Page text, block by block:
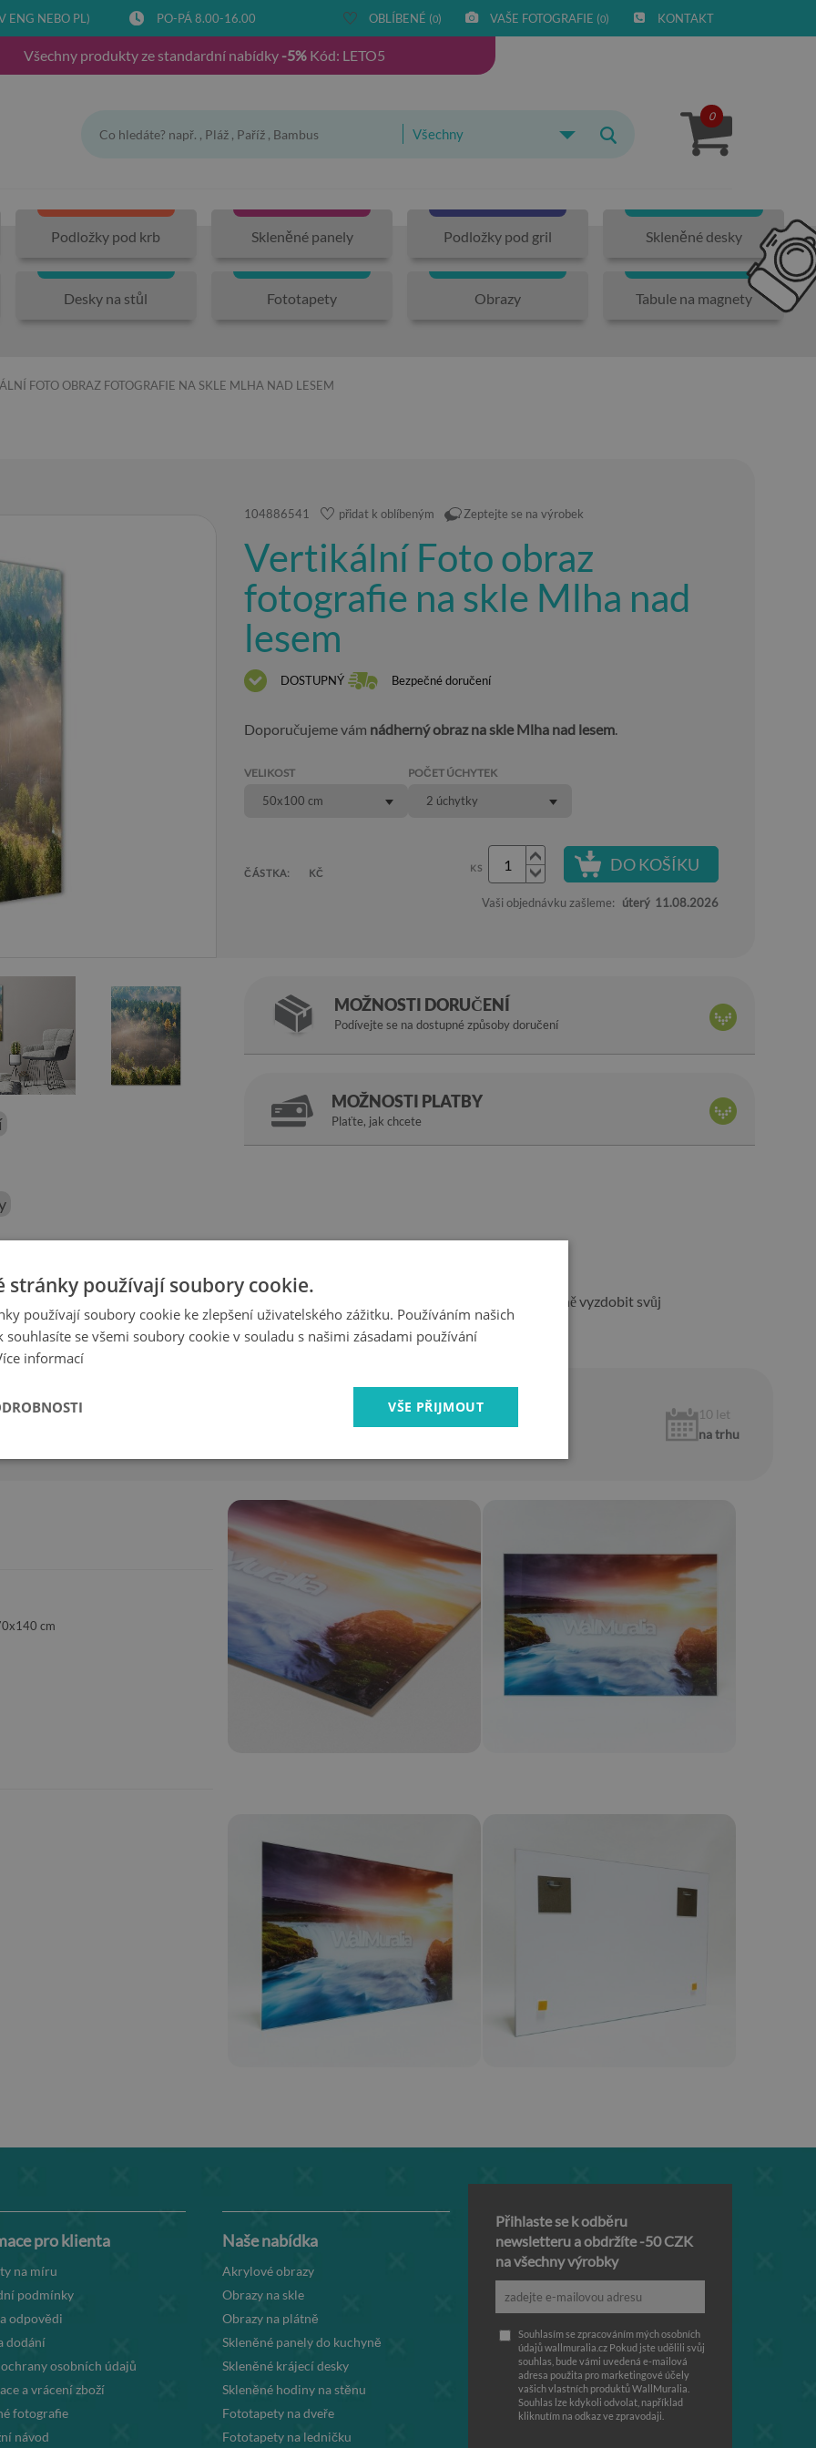
ENG NEBO PL) PO-PÁ 8.00-16.00 OBLÍBENÉ (0) VAŠE FOTOGRAFIE (0) KONTAKT
Všechny produkty ze standardní nabídky -5%Kód: LETO5
Všechny
0
Podložky pod krb Skleněné panely Podložky pod gril Skleněné desky
Desky na stůl Fototapety Obrazy Tabule na magnety
FOTO OBRAZ FOTOGRAFIE NA SKLE MLHA NAD LESEM
104886541 přidat k oblíbeným Zeptejte se na výrobek
Vertikální Foto obraz
fotografie na skle Mlha nad
lesem
DOSTUPNÝ Bezpečné doručení
Doporučujeme vám nádherný obraz na skle Mlha nad lesem.
VELIKOST
50x100 cm
POČET ÚCHYTEK
2 úchytky
ČÁSTKA: KČ KS DO KOŠÍKU
Vaši objednávku zašleme: úterý 11.08.2026
lesem .Skleněný fotoobraz Mlha nad lesem
se určitě bude líbit každému, kdo chce vkusně vyzdobit svůj
Skleněný obraz Mlha nad lesem se bude hodit jak do malé, tak i do větší místnosti.
MOŽNOSTI DORUČENÍ
Podívejte se na dostupné způsoby doručení
MOŽNOSTI PLATBY
Plaťte, jak chcete
10 let
na trhu
cm
pro klienta
na míru
podmínky
odpovědi
dodání
ochrany osobních údajů
a vrácení zboží
fotografie
návod
Naše nabídka
Akrylové obrazy
Obrazy na skle
Obrazy na plátně
Skleněné panely do kuchyně
Skleněné krájecí desky
Skleněné hodiny na stěnu
Fototapety na dveře
Fototapety na ledničku
Přihlaste se k odběru
newsletteru a obdržíte -50 CZK
na všechny výrobky
Souhlasím se zpracováním mých osobních
údajů wallmuralia.cz Pokud jste udělili svůj
souhlas, bude vámi uvedená e-mailová
adresa použita pro marketingové účely
vašich vlastních produktů WallMuralia.
Souhlas lze kdykoli odvolat, například
kliknutím na odkaz ve zpravodaji.
stránky používají soubory cookie.
používají soubory cookie ke zlepšení uživatelského zážitku. Používáním našich
souhlasíte se všemi soubory cookie v souladu s našimi zásadami používání
informací
VŠE PŘIJMOUT